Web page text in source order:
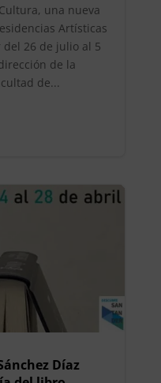
una nueva
Artísticas
26 de julio al 5
de la
de...
Díaz